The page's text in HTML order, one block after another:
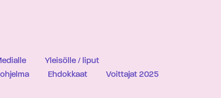
Yleisölle / liput
Ehdokkaat
Voittajat 2025